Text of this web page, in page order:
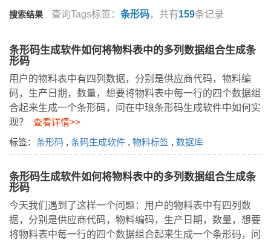
搜索结果 查询Tags标签： 条形码，共有159条记录
条形码生成软件如何将物料表中的多列数据组合生成条
形码
用户的物料表中有四列数据，分别是供应商代码，物料编
码，生产日期，数量，想要将物料表中每一行的四个数据组
合起来生成一个条形码，问在中琅条形码生成软件中如何实
现？
查看详情>>
标签： 条形码 , 条码生成软件 , 物料标签 , 数据库
条形码生成软件如何将物料表中的多列数据组合生成条
形码
今天我们遇到了这样一个问题：用户的物料表中有四列数
据，分别是供应商代码，物料编码，生产日期，数量，想要
将物料表中每一行的四个数据组合起来生成一个条形码，问